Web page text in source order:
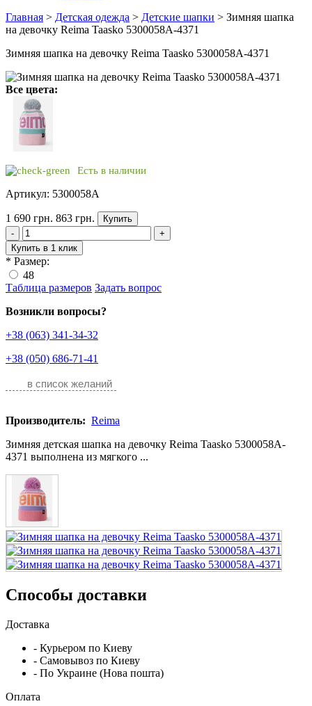
Главная > Детская одежда > Детские шапки > Зимняя шапка
на девочку Reima Taasko 5300058A-4371
Зимняя шапка на девочку Reima Taasko 5300058A-4371
Все цвета:
Есть в наличии
Артикул: 5300058A
1 690 грн. 863 грн.
Купить
-
+
Купить в 1 клик
* Размер:
48
Таблица размеров Задать вопрос
Возникли вопросы?
+38 (063) 341-34-32
+38 (050) 686-71-41
в список желаний
Производитель: Reima
Зимняя детская шапка на девочку Reima Taasko 5300058A-
4371 выполнена из мягкого ...
Способы доставки
Доставка
- Курьером по Киеву
- Самовывоз по Киеву
- По Украине (Нова пошта)
Оплата